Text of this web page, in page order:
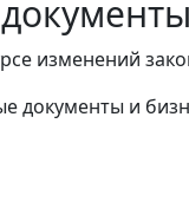
изменений
документы и